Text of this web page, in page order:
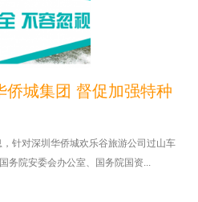
侨城集团 督促加强特种
针对深圳华侨城欢乐谷旅游公司过山车
务院安委会办公室、国务院国资...